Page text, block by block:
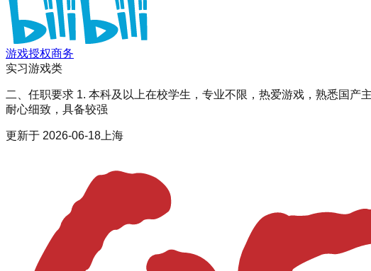
游戏授权商务
实习游戏类
二、任职要求 1. 本科及以上在校学生，专业不限，热爱游戏，熟悉国
耐心细致，具备较强
更新于 2026-06-18 上海